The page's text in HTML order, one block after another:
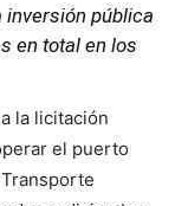
inversión pública
en total en los
la licitación
el puerto